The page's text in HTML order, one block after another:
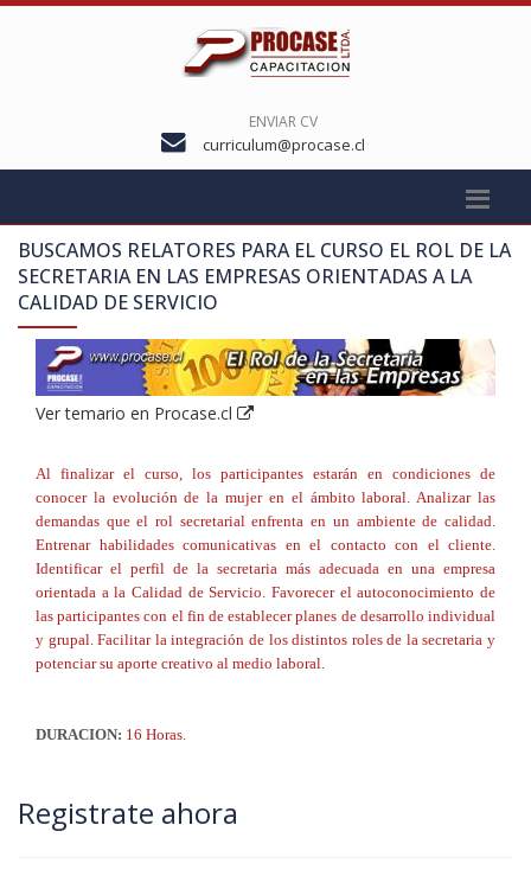
ENVIAR CV
curriculum@procase.cl
BUSCAMOS RELATORES PARA EL CURSO EL ROL DE LA
SECRETARIA EN LAS EMPRESAS ORIENTADAS A LA
CALIDAD DE SERVICIO
Ver temario en Procase.cl
Al finalizar el curso, los participantes estarán en condiciones de
conocer la evolución de la mujer en el ámbito laboral. Analizar las
demandas que el rol secretarial enfrenta en un ambiente de calidad.
Entrenar habilidades comunicativas en el contacto con el cliente.
Identificar el perfil de la secretaria más adecuada en una empresa
orientada a la Calidad de Servicio. Favorecer el autoconocimiento de
las participantes con el fin de establecer planes de desarrollo individual
y grupal. Facilitar la integración de los distintos roles de la secretaria y
potenciar su aporte creativo al medio laboral.
DURACION: 16 Horas.
Registrate ahora